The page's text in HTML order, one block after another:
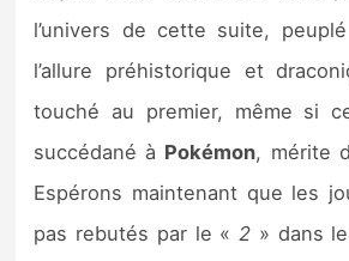
l’univers de cette suite,
l’allure préhistorique et
touché au premier, même si
succédané à Pokémon, mérite
Espérons maintenant que les
pas rebutés par le «2 » dans